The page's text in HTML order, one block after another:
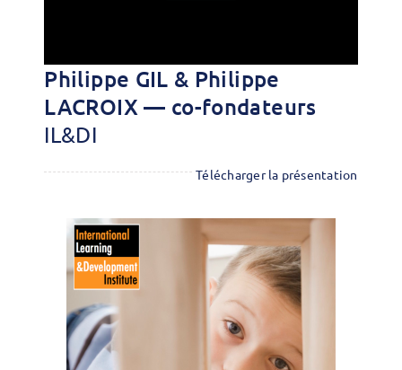
Philippe GIL & Philippe
LACROIX — co-fondateurs
IL&DI
Télécharger la présentation